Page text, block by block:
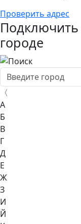
Проверить адрес
городе
〈
А
Б
В
Г
Д
Е
Ж
З
И
Й